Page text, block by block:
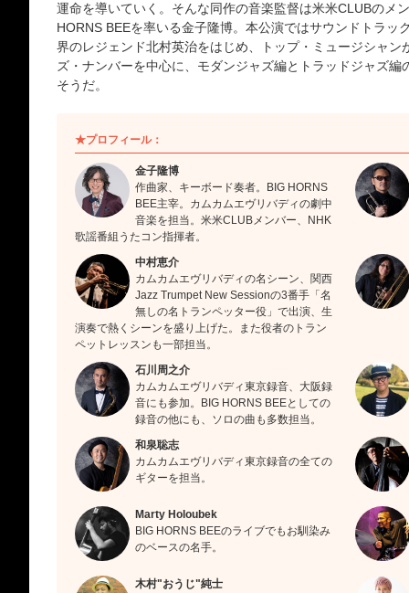
運命を導いていく。そんな同作の音楽監督は米米CLUBのメ
HORNS BEEを率いる金子隆博。本公演ではサウンドトラッ
界のレジェンド北村英治をはじめ、トップ・ミュージシャ
ズ・ナンバーを中心に、モダンジャズ編とトラッドジャズ
そうだ。
★プロフィール：
金子隆博
作曲家、キーボード奏者。BIG HORNS
BEE主宰。カムカムエヴリバディの劇中
音楽を担当。米米CLUBメンバー、NHK
歌謡番組うたコン指揮者。
中村恵介
カムカムエヴリバディの名シーン、関西
Jazz Trumpet New Sessionの3番手「名
無しの名トランペッター役」で出演、生
演奏で熱くシーンを盛り上げた。また役者のトラン
ペットレッスンも一部担当。
石川周之介
カムカムエヴリバディ東京録音、大阪録
音にも参加。BIG HORNS BEEとしての
録音の他にも、ソロの曲も多数担当。
和泉聡志
カムカムエヴリバディ東京録音の全ての
ギターを担当。
Marty Holoubek
BIG HORNS BEEのライブでもお馴染み
のベースの名手。
木村"おうじ"純士